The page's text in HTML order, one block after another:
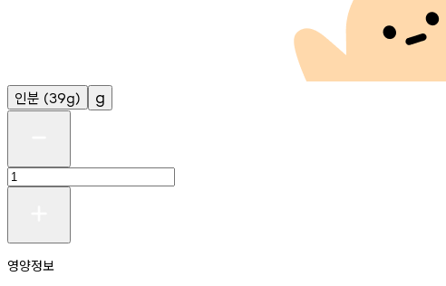
인분 (39g) g
영양정보